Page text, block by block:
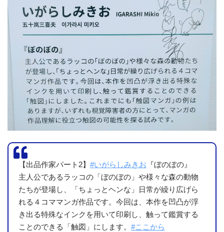
【出品作家パート2】 #いがらしみきお 『ぼのぼの』
主人公であるラッコの「ぼのぼの」や様々な森の動物
たちが登場し、「ちょっとヘンな」日常が繰り広げら
れる４コママンガ作品です。今回は、本作を凹凸が浮
き出る特殊なインクを用いて印刷し、触って鑑賞する
ことのできる「触図」にします。 #ここから